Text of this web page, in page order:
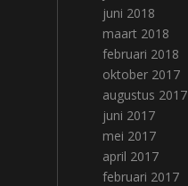
juni 2018
maart 2018
februari 2018
oktober 2017
augustus 2017
juni 2017
mei 2017
april 2017
februari 2017